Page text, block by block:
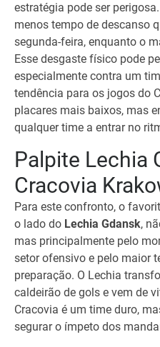
estratégia pode ser
menos tempo de descanso
segunda-feira, enquanto o
Esse desgaste físico pode
especialmente contra um
tendência para os jogos do
placares mais baixos, mas
qualquer time a entrar no
Palpite Lechia
Cracovia
Para este confronto, o
o lado do Lechia Gdansk,
mas principalmente pelo
setor ofensivo e pelo maior
preparação. O Lechia
caldeirão de gols e vem de
Cracovia é um time duro,
segurar o ímpeto dos